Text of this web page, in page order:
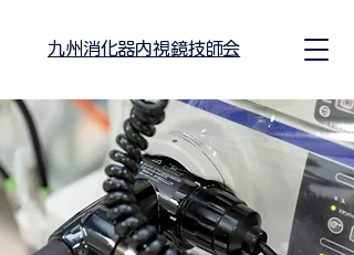
九州消化器内視鏡技師会